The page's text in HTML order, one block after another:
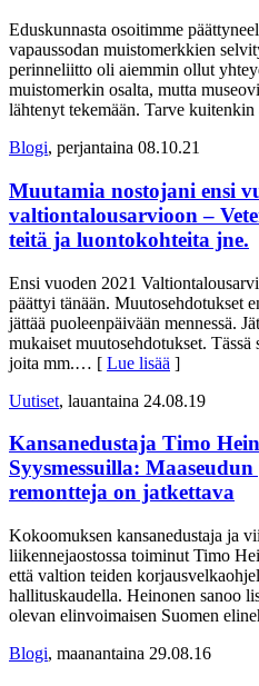
Eduskunnasta osoitimme
vapaussodan muistomerkkien
perinneliitto oli aiemmin ollut
muistomerkin osalta, mutta
lähtenyt tekemään. Tarve kuitenkin
Blogi, perjantaina 08.10.21
Muutamia nostojani ensi
valtiontalousarvioon –
teitä ja luontokohteita jne.
Ensi vuoden 2021
päättyi tänään. Muutosehdotukset
jättää puoleenpäivään mennessä.
mukaiset muutosehdotukset.
joita mm.… [ Lue lisää ]
Uutiset, lauantaina 24.08.19
Kansanedustaja Timo
Syysmessuilla:
remontteja on jatkettava
Kokoomuksen kansanedustaja ja
liikennejaostossa toiminut Timo
että valtion teiden
hallituskaudella. Heinonen sanoo
olevan elinvoimaisen Suomen
Blogi, maanantaina 29.08.16